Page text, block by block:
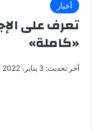
أخبار
تعرف على
«كاملة»
آخر تحديث: 3 يناير، 2022